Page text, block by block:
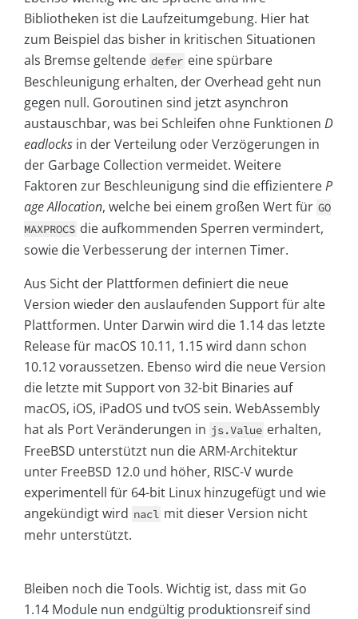
Bibliotheken ist die Laufzeitumgebung. Hier hat
zum Beispiel das bisher in kritischen Situationen
als Bremse geltende defer eine spürbare
Beschleunigung erhalten, der Overhead geht nun
gegen null. Goroutinen sind jetzt asynchron
austauschbar, was bei Schleifen ohne Funktionen D
eadlocks in der Verteilung oder Verzögerungen in
der Garbage Collection vermeidet. Weitere
Faktoren zur Beschleunigung sind die effizientereP
age Allocation, welche bei einem großen Wert für GO
MAXPROCS die aufkommenden Sperren vermindert,
sowie die Verbesserung der internen Timer.
Aus Sicht der Plattformen definiert die neue
Version wieder den auslaufenden Support für alte
Plattformen. Unter Darwin wird die 1.14 das letzte
Release für macOS 10.11, 1.15 wird dann schon
10.12 voraussetzen. Ebenso wird die neue Version
die letzte mit Support von 32-bit Binaries auf
macOS, iOS, iPadOS und tvOS sein. WebAssembly
hat als Port Veränderungen in js.Value erhalten,
FreeBSD unterstützt nun die ARM-Architektur
unter FreeBSD 12.0 und höher, RISC-V wurde
experimentell für 64-bit Linux hinzugefügt und wie
angekündigt wird nacl mit dieser Version nicht
mehr unterstützt.
Bleiben noch die Tools. Wichtig ist, dass mit Go
1.14 Module nun endgültig produktionsreif sind